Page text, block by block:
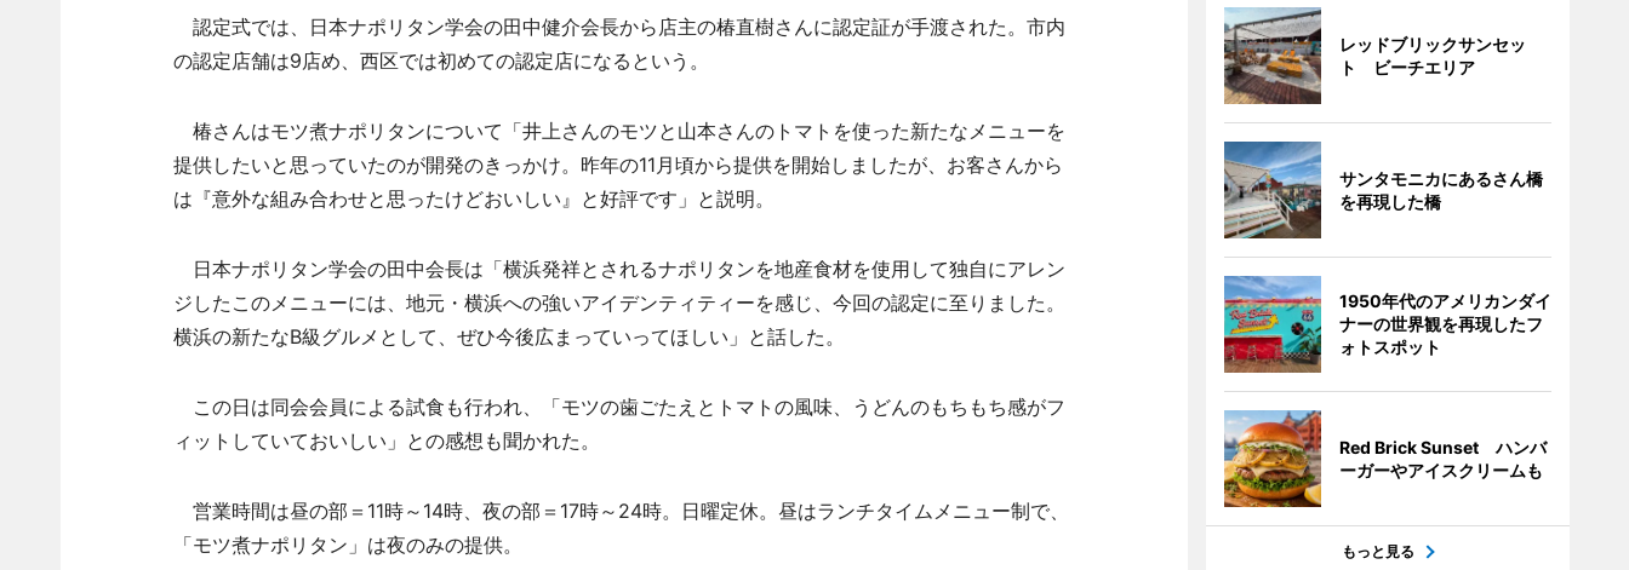
認定式では、日本ナポリタン学会の田中健介会長から店主の椿直樹さんに認定証が手渡された。市内
の認定店舗は9店め、西区では初めての認定店になるという。
椿さんはモツ煮ナポリタンについて「井上さんのモツと山本さんのトマトを使った新たなメニューを
提供したいと思っていたのが開発のきっかけ。昨年の11月頃から提供を開始しましたが、お客さんから
は『意外な組み合わせと思ったけどおいしい』と好評です」と説明。
日本ナポリタン学会の田中会長は「横浜発祥とされるナポリタンを地産食材を使用して独自にアレン
ジしたこのメニューには、地元・横浜への強いアイデンティティーを感じ、今回の認定に至りました。
横浜の新たなB級グルメとして、ぜひ今後広まっていってほしい」と話した。
この日は同会会員による試食も行われ、「モツの歯ごたえとトマトの風味、うどんのもちもち感がフ
ィットしていておいしい」との感想も聞かれた。
営業時間は昼の部＝11時～14時、夜の部＝17時～24時。日曜定休。昼はランチタイムメニュー制で、
「モツ煮ナポリタン」は夜のみの提供。
レッドブリックサンセッ
ト ビーチエリア
サンタモニカにあるさん橋
を再現した橋
1950年代のアメリカンダイ
ナーの世界観を再現したフ
ォトスポット
Red Brick Sunset ハンバ
ーガーやアイスクリームも
もっと見る